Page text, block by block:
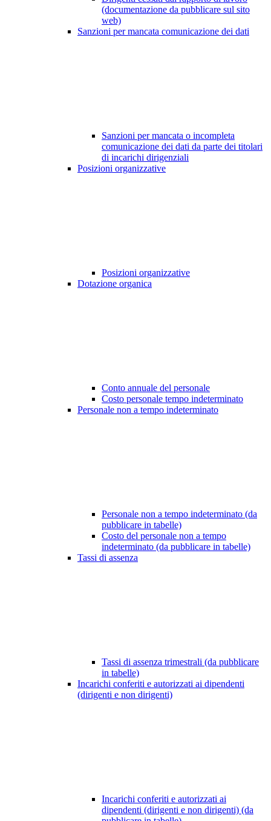
(documentazione da pubblicare sul sito
web)
Sanzioni per mancata comunicazione dei dati
Sanzioni per mancata o incompleta
comunicazione dei dati da parte dei titolari
di incarichi dirigenziali
Posizioni organizzative
Posizioni organizzative
Dotazione organica
Conto annuale del personale
Costo personale tempo indeterminato
Personale non a tempo indeterminato
Personale non a tempo indeterminato (da
pubblicare in tabelle)
Costo del personale non a tempo
indeterminato (da pubblicare in tabelle)
Tassi di assenza
Tassi di assenza trimestrali (da pubblicare
in tabelle)
Incarichi conferiti e autorizzati ai dipendenti
(dirigenti e non dirigenti)
Incarichi conferiti e autorizzati ai
dipendenti (dirigenti e non dirigenti) (da